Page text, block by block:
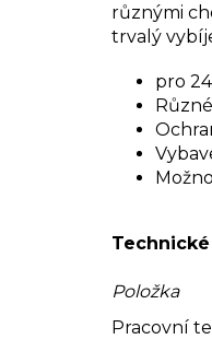
různými
trvalý
pro
Položka
Pracovní